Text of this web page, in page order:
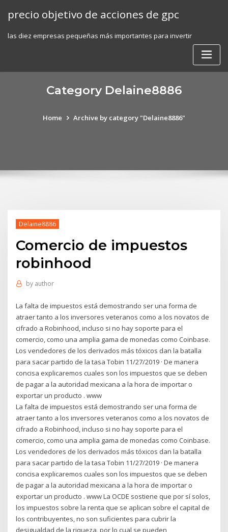
precio objetivo de acciones de gpc
las diez empresas pequeñas más importantes para invertir
Category Delaine8886
Home Archive by category "Delaine8886"
Delaine8886
Comercio de impuestos
robinhood
by author
La falta de impuestos está demostrando ser una forma de
atraer tanto a los inversores veteranos como a los novatos de
cifrado a Robinhood, incluso si no hay soporte para el
comercio, como una amplia gama de monedas como Coinbase.
Los vendedores de los derivados más tóxicos dan la batalla
para sacar partido de la tasa Tobin 11/27/2019 · De manera
concisa explicaremos cuales son los impuestos que se deben
de pagar a la autoridad mexicana a la hora de importar o
exportar un producto . www
La falta de impuestos está demostrando ser una forma de
atraer tanto a los inversores veteranos como a los novatos de
cifrado a Robinhood, incluso si no hay soporte para el
comercio, como una amplia gama de monedas como Coinbase.
Los vendedores de los derivados más tóxicos dan la batalla
para sacar partido de la tasa Tobin 11/27/2019 · De manera
concisa explicaremos cuales son los impuestos que se deben
de pagar a la autoridad mexicana a la hora de importar o
exportar un producto . www La OCDE sostiene que por sí solos,
los impuestos sobre la renta que se aplican sobre el capital de
los contribuyentes, no son suficientes para cubrir la
desigualdad de la riqueza, por lo cual se pueden